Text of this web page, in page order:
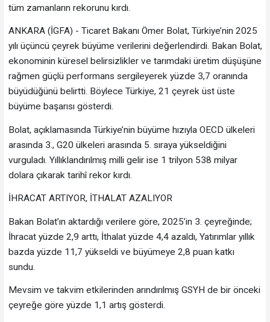
tüm zamanların rekorunu kırdı.
ANKARA (İGFA) - Ticaret Bakanı Ömer Bolat, Türkiye’nin 2025
yılı üçüncü çeyrek büyüme verilerini değerlendirdi. Bakan Bolat,
ekonominin küresel belirsizlikler ve tarımdaki üretim düşüşüne
rağmen güçlü performans sergileyerek yüzde 3,7 oranında
büyüdüğünü belirtti. Böylece Türkiye, 21 çeyrek üst üste
büyüme başarısı gösterdi.
Bolat, açıklamasında Türkiye’nin büyüme hızıyla OECD ülkeleri
arasında 3., G20 ülkeleri arasında 5. sıraya yükseldiğini
vurguladı. Yıllıklandırılmış milli gelir ise 1 trilyon 538 milyar
dolara çıkarak tarihî rekor kırdı.
İHRACAT ARTIYOR, İTHALAT AZALIYOR
Bakan Bolat’ın aktardığı verilere göre, 2025’in 3. çeyreğinde;
İhracat yüzde 2,9 arttı, İthalat yüzde 4,4 azaldı, Yatırımlar yıllık
bazda yüzde 11,7 yükseldi ve büyümeye 2,8 puan katkı
sundu.
Mevsim ve takvim etkilerinden arındırılmış GSYH de bir önceki
çeyreğe göre yüzde 1,1 artış gösterdi.